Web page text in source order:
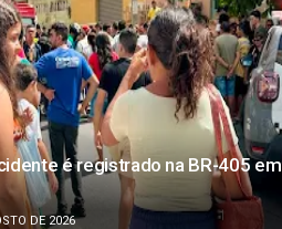
é registrado na BR-405 em
DE 2026